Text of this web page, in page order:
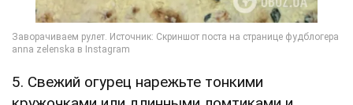
5. Свежий огурец нарежьте тонкими